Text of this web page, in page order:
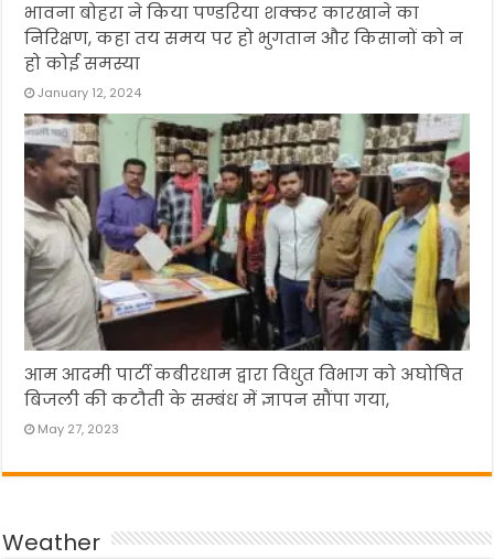
भावना बोहरा ने किया पण्डरिया शक्कर कारखाने का
निरिक्षण, कहा तय समय पर हो भुगतान और किसानों को न
हो कोई समस्या
January 12, 2024
आम आदमी पार्टी कबीरधाम द्वारा विधुत विभाग को अघोषित
बिजली की कटौती के सम्बंध में ज्ञापन सौंपा गया,
May 27, 2023
Weather